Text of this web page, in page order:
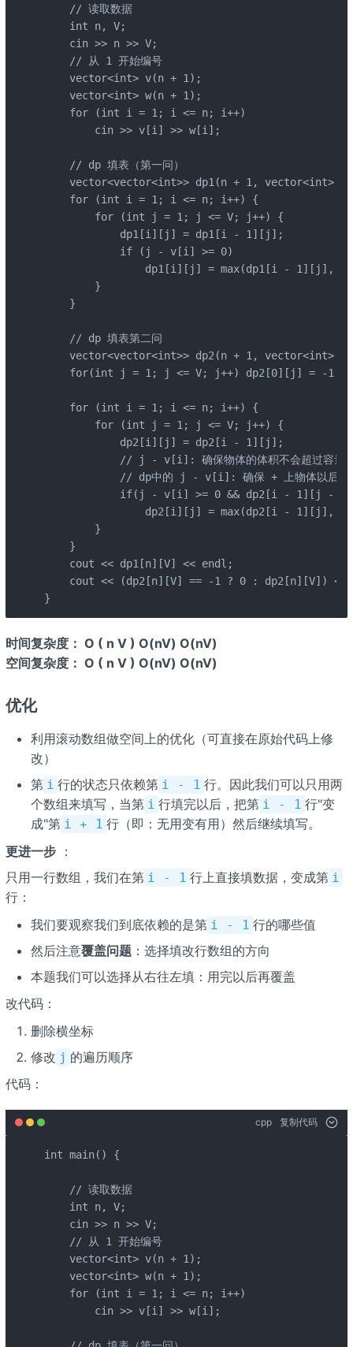
    // 读取数据
    int n, V;
    cin >> n >> V;
    // 从 1 开始编号
    vector<int> v(n + 1);
    vector<int> w(n + 1);
    for (int i = 1; i <= n; i++)
        cin >> v[i] >> w[i];
    // dp 填表（第一问）
vector<vector<int>> dp1(n + 1, vector<int>(V
    for (int i = 1; i <= n; i++) {
        for (int j = 1; j <= V; j++) {
            dp1[i][j] = dp1[i - 1][j];
            if (j - v[i] >= 0)
dp1[i][j] = max(dp1[i - 1][j],
        }
    }
    // dp 填表第二问
vector<vector<int>> dp2(n + 1, vector<int>(V
for(int j = 1; j <= V; j++) dp2[0][j] = -1;
    for (int i = 1; i <= n; i++) {
        for (int j = 1; j <= V; j++) {
            dp2[i][j] = dp2[i - 1][j];
            // j - v[i]: 确保物体的体积不会超过容量
// dp中的 j - v[i]: 确保 + 上物体以后，
if(j - v[i] >= 0 && dp2[i - 1][j -
dp2[i][j] = max(dp2[i - 1][j],
        }
    }
    cout << dp1[n][V] << endl;
cout << (dp2[n][V] == -1 ? 0 : dp2[n][V]) <<
}
时间复杂度： O ( n V ) O(nV) O(nV)
空间复杂度： O ( n V ) O(nV) O(nV)
优化
利用滚动数组做空间上的优化（可直接在原始代码上修
改）
第 i 行的状态只依赖第 i - 1 行。因此我们可以只用两
个数组来填写，当第 i 行填完以后，把第 i - 1 行"变
成"第 i + 1 行（即：无用变有用）然后继续填写。
更进一步：
只用一行数组，我们在第 i - 1 行上直接填数据，变成第 i
行：
我们要观察我们到底依赖的是第 i - 1 行的哪些值
然后注意覆盖问题：选择填改行数组的方向
本题我们可以选择从右往左填：用完以后再覆盖
改代码：
删除横坐标
修改 j 的遍历顺序
代码：
cpp 复制代码
int main() {
    // 读取数据
    int n, V;
    cin >> n >> V;
    // 从 1 开始编号
    vector<int> v(n + 1);
    vector<int> w(n + 1);
    for (int i = 1; i <= n; i++)
        cin >> v[i] >> w[i];